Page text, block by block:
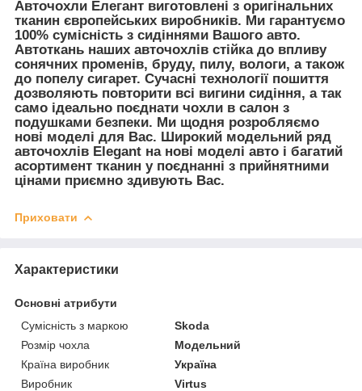
Авточохли Елегант виготовлені з оригінальних
тканин європейських виробників. Ми гарантуємо
100% сумісність з сидіннями Вашого авто.
Автоткань наших авточохлів стійка до впливу
сонячних променів, бруду, пилу, вологи, а також
до попелу сигарет. Сучасні технології пошиття
дозволяють повторити всі вигини сидіння, а так
само ідеально поєднати чохли в салон з
подушками безпеки. Ми щодня розробляємо
нові моделі для Вас. Широкий модельний ряд
авточохлів Elegant на нові моделі авто і багатий
асортимент тканин у поєднанні з прийнятними
цінами приємно здивують Вас.
Приховати
Характеристики
Основні атрибути
Сумісність з маркою
Skoda
Розмір чохла
Модельний
Країна виробник
Україна
Виробник
Virtus